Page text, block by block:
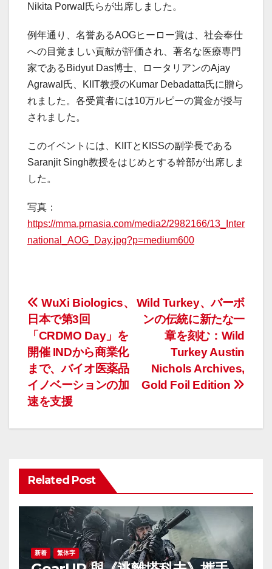
Nikita Porwal氏らが出席しました。
例年通り、名誉あるAOGヒーロー賞は、社会奉仕
への目覚ましい貢献が評価され、著名な医療専門
家であるBidyut Das博士、ロータリアンのAjay
Agrawal氏、KIIT教授のKumar Debadatta氏に贈ら
れました。各受賞者には10万ルピーの賞金が授与
されました。
このイベントには、KIITとKISSの副学長である
Saranjit Singh教授をはじめとする幹部が出席しま
した。
写真：
https://mma.prnasia.com/media2/2982166/13_Inter
national_AOG_Day.jpg?p=medium600
投
稿
ナ
ビ
ゲ
ー
ョ
ン
Wild Turkey、バーボ
ンの伝統に新たな一
章を刻む：Wild
Turkey Austin
Nichols Archives,
Gold Foil Edition
WuXi Biologics、
日本で第3回
「CRDMO Day」を
開催 INDから商業化
まで、バイオ医薬品
イノベーションの加
速を支援
Related Post
新着 繁体字